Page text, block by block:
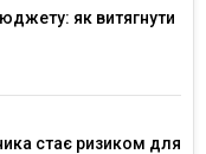
як витягнути
стає ризиком для